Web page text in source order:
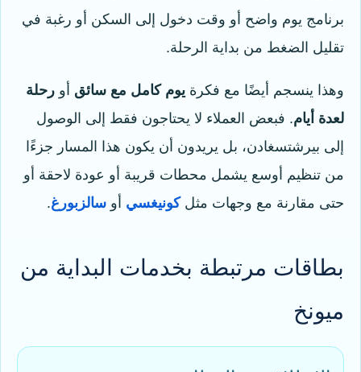
برنامج يوم واضح أو وقت دخول إلى السكن أو رغبة في
تقليل الضغط من بداية الرحلة.
وهذا ينسجم أيضًا مع فكرة يوم كامل مع سائق أو رحلة
لعدة أيام. فبعض العملاء لا يحتاجون فقط إلى الوصول
إلى بيرشتسغادن، بل يريدون أن يكون هذا المسار جزءًا
من تنظيم أوسع يشمل محطات قريبة أو عودة لاحقة أو
حتى مقارنة مع وجهات مثلكونيغسي أو سالزبورغ.
بطاقات مرتبطة بخدمات البداية من
ميونخ